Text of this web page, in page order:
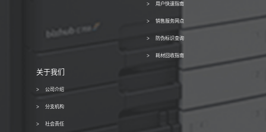
用户快速指南
销售服务网点
防伪标识查询
耗材回收指南
关于我们
公司介绍
分支机构
社会责任